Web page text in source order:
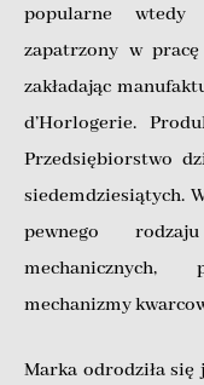
popularne wtedy
zapatrzony w
zakładając
d’Horlogerie.
Przedsiębiorstwo
siedemdziesiątych.
pewnego
mechanicznych,
mechanizmy
Marka odrodziła się